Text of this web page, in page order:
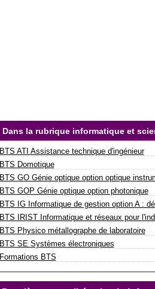
Dans la rubrique informatique et
BTS ATI Assistance technique d'ingénieur
BTS Domotique
BTS GO Génie optique option optique
BTS GOP Génie optique option photonique
BTS IG Informatique de gestion option A :
BTS IRIST Informatique et réseaux pour
BTS Physico métallographe de laboratoire
BTS SE Systèmes électroniques
Formations BTS